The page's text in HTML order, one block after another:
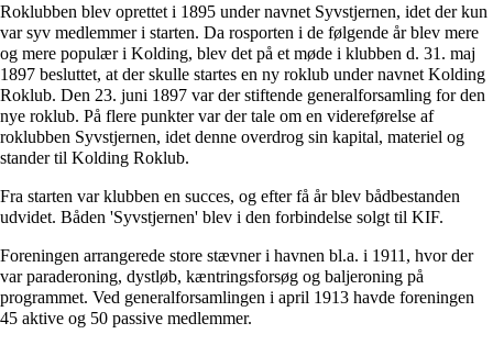
Roklubben blev oprettet i 1895 under navnet Syvstjernen, idet der kun
var syv medlemmer i starten. Da rosporten i de følgende år blev mere
og mere populær i Kolding, blev det på et møde i klubben d. 31. maj
1897 besluttet, at der skulle startes en ny roklub under navnet Kolding
Roklub. Den 23. juni 1897 var der stiftende generalforsamling for den
nye roklub. På flere punkter var der tale om en videreførelse af
roklubben Syvstjernen, idet denne overdrog sin kapital, materiel og
stander til Kolding Roklub.
Fra starten var klubben en succes, og efter få år blev bådbestanden
udvidet. Båden 'Syvstjernen' blev i den forbindelse solgt til KIF.
Foreningen arrangerede store stævner i havnen bl.a. i 1911, hvor der
var paraderoning, dystløb, kæntringsforsøg og baljeroning på
programmet. Ved generalforsamlingen i april 1913 havde foreningen
45 aktive og 50 passive medlemmer.